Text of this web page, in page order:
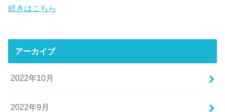
続きはこちら
アーカイブ
2022年10月
2022年9月